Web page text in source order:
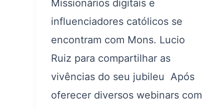
Missionários digitais e
influenciadores católicos se
encontram com Mons. Lucio
Ruiz para compartilhar as
vivências do seu jubileu Após
oferecer diversos webinars com